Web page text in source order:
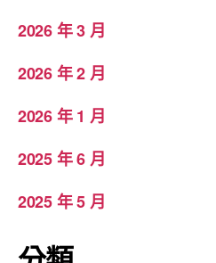
2026 年 3 月
2026 年 2 月
2026 年 1 月
2025 年 6 月
2025 年 5 月